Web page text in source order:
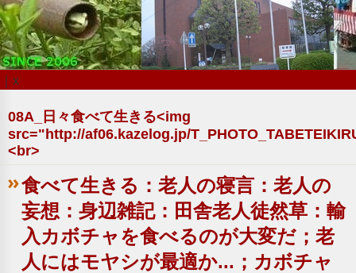
｜x
08A_日々食べて生きる<img
src="http://af06.kazelog.jp/
<br>
食べて生きる：老人の寝言：老人の
妄想：身辺雑記：田舎老人徒然草：輸
入カボチャを食べるのが大変だ；老
人にはモヤシが最適か...；カボチャ